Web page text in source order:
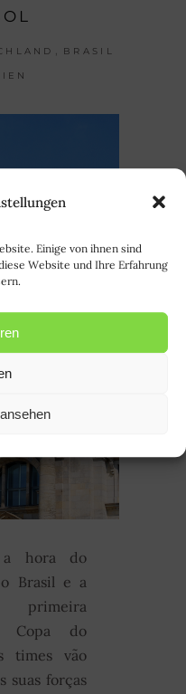
Einige von ihnen sind
Website und Ihre Erfahrung
, BRASIL
a hora do
Brasil e a
primeira
Copa do
times vão
suas forças